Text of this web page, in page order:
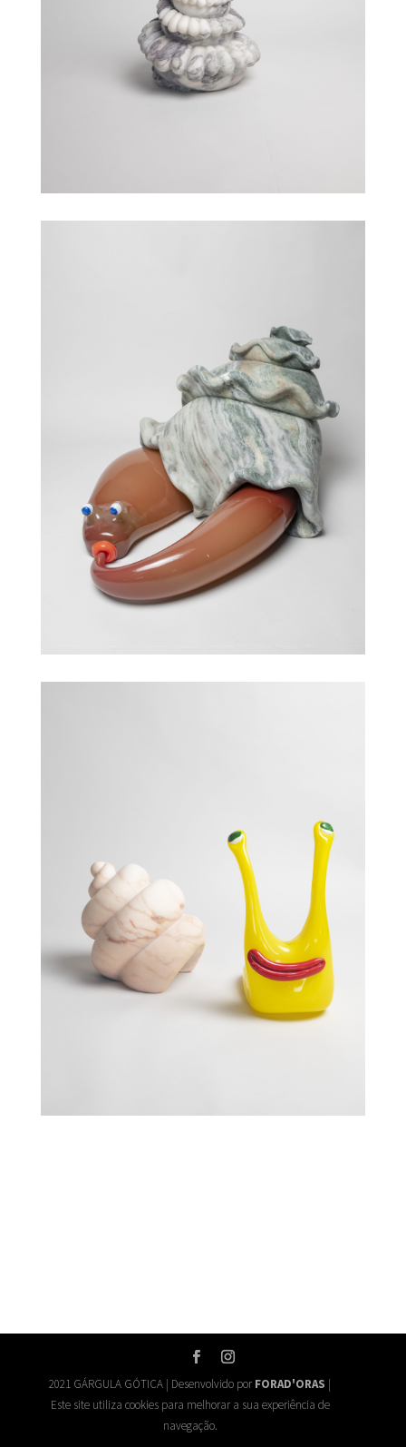
2021 GÁRGULA GÓTICA | Desenvolvido por FORAD'ORAS |
Este site utiliza cookies para melhorar a sua experiência de
navegação.